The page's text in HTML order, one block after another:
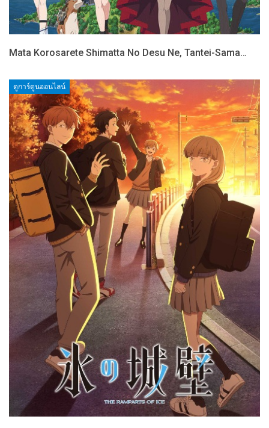
Mata Korosarete Shimatta No Desu Ne, Tantei-Sama…
ดูการ์ตูนออนไลน์